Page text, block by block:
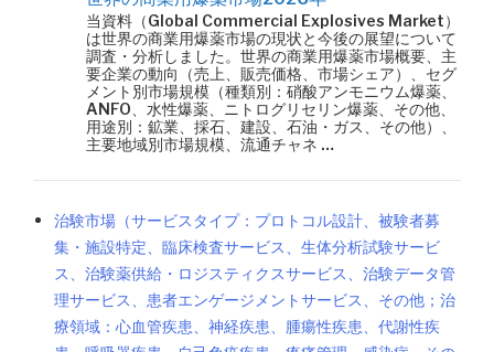
当資料（Global Commercial Explosives Market）
は世界の商業用爆薬市場の現状と今後の展望について
調査・分析しました。世界の商業用爆薬市場概要、主
要企業の動向（売上、販売価格、市場シェア）、セグ
メント別市場規模（種類別：硝酸アンモニウム爆薬、
ANFO、水性爆薬、ニトログリセリン爆薬、その他、
用途別：鉱業、採石、建設、石油・ガス、その他）、
主要地域別市場規模、流通チャネ …
治験市場（サービスタイプ：プロトコル設計、被験者募
集・施設特定、臨床検査サービス、生体分析試験サービ
ス、治験薬供給・ロジスティクスサービス、治験データ管
理サービス、患者エンゲージメントサービス、その他；治
療領域：心血管疾患、神経疾患、腫瘍性疾患、代謝性疾